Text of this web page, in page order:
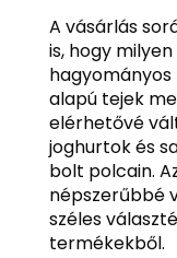
A vásárlás
is, hogy
alapú tejek
elérhetővé
joghurtok és
bolt polcain.
népszerűbbé
széles
termékekből.